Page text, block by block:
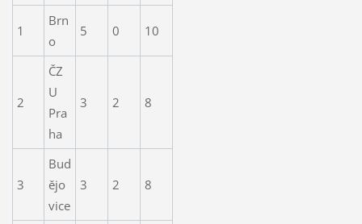
1
Brn
o
5 0 10
2
ČZ
U
Pra
ha
3 2 8
3
Bud
ějo
vice
3 2 8